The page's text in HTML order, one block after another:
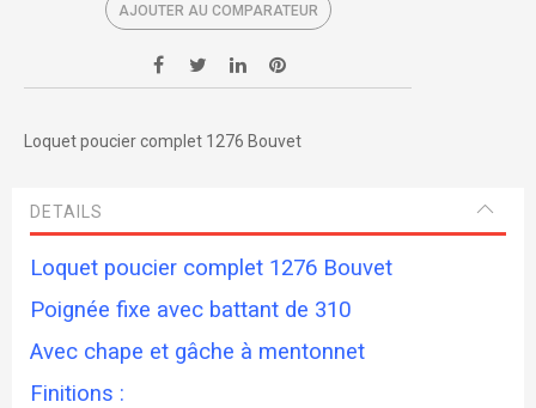
AJOUTER AU COMPARATEUR
Loquet poucier complet 1276 Bouvet
DETAILS
Loquet poucier complet 1276 Bouvet
Poignée fixe avec battant de 310
Avec chape et gâche à mentonnet
Finitions :